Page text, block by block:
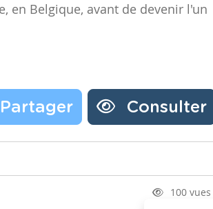
en Belgique, avant de devenir l'un
Partager Consulter
100 vues